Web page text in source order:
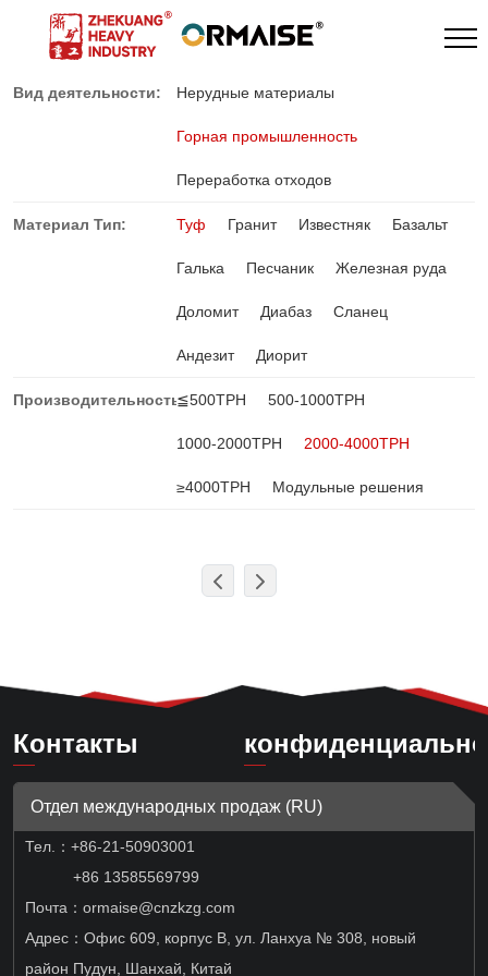
Вид деятельности: Нерудные материалы
Горная промышленность
Переработка отходов
Материал Тип: Туф Гранит Известняк Базальт
Галька Песчаник Железная руда
Доломит Диабаз Сланец
Андезит Диорит
Производительность:≦500TPH 500-1000TPH
1000-2000TPH 2000-4000TPH
≥4000TPH Модульные решения
Контакты
Отдел международных продаж (RU)
Тел.： +86-21-50903001
+86 13585569799
Почта：ormaise@cnzkzg.com
Адрес：Офис 609, корпус B, ул. Ланхуа № 308, новый
район Пудун, Шанхай, Китай